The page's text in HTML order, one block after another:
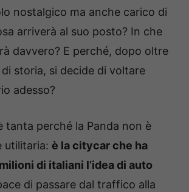
nostalgico ma anche carico di
arriverà al suo posto? In che
davvero? E perché, dopo oltre
di storia, si decide di voltare
adesso?
tanta perché la Panda non è
utilitaria: è la citycar che ha
di italiani l’idea di auto
di passare dal traffico alla